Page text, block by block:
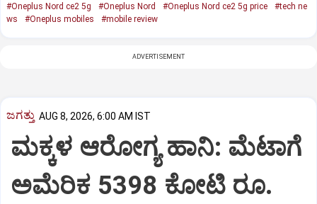
#Oneplus Nord ce2 5g #Oneplus Nord #Oneplus Nord ce2 5g price
#tech ne
ws
#Oneplus mobiles #mobile review
ADVERTISEMENT
ಜಗತ್ತು AUG 8, 2026, 6:00 AM IST
ಮಕ್ಕಳ ಆರೋಗ್ಯ ಹಾನಿ: ಮೆಟಾಗೆ
ಅಮೆರಿಕ 5398 ಕೋಟಿ ರೂ.